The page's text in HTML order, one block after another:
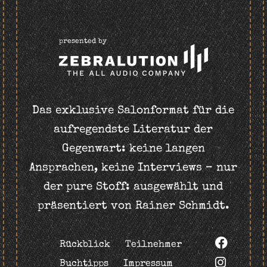
presented by
Das exklusive Salonformat für die
aufregendste Literatur der
Gegenwart: keine langen
Ansprachen, keine Interviews – nur
der pure Stoff: ausgewählt und
präsentiert von Rainer Schmidt.
Rückblick
Teilnehmer
Buchtipps
Impressum